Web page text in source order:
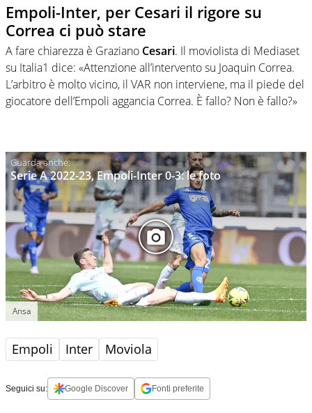
Empoli-Inter, per Cesari il rigore su
Correa ci può stare
A fare chiarezza è Graziano Cesari. Il moviolista di Mediaset
su Italia1 dice: «Attenzione all’intervento su Joaquin Correa.
L’arbitro è molto vicino, il VAR non interviene, ma il piede del
giocatore dell’Empoli aggancia Correa. È fallo? Non è fallo?»
Serie A 2022-23, Empoli-Inter 0-3: le foto
Ansa
Empoli Inter Moviola
Seguici su: Google Discover Fonti preferite